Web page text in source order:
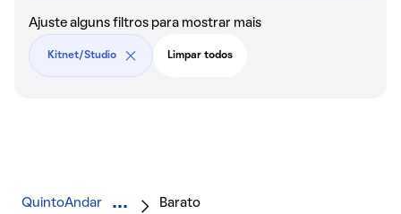
Ajuste alguns filtros para mostrar mais
Kitnet/Studio Limpar todos
QuintoAndar Barato